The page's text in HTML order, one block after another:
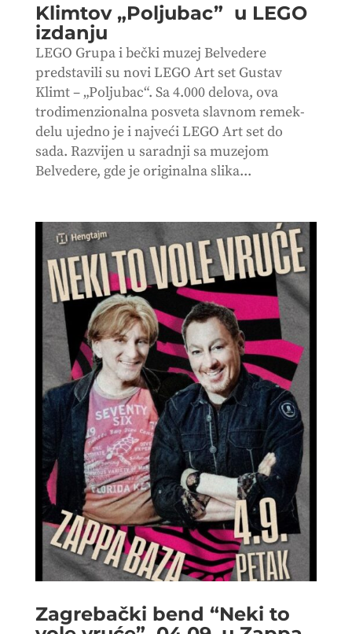
Klimtov „Poljubac” u LEGO
izdanju
LEGO Grupa i bečki muzej Belvedere
predstavili su novi LEGO Art set Gustav
Klimt – „Poljubac“. Sa 4.000 delova, ova
trodimenzionalna posveta slavnom remek-
delu ujedno je i najveći LEGO Art set do
sada. Razvijen u saradnji sa muzejom
Belvedere, gde je originalna slika...
Zagrebački bend “Neki to